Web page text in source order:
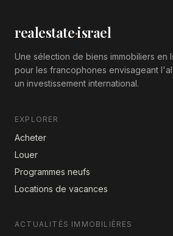
realestate·israel
Une sélection de biens immobiliers en
pour les francophones envisageant
un investissement international.
EXPLORER
Acheter
Louer
Programmes neufs
Locations de vacances
ACTUALITÉS IMMOBILIÈRES